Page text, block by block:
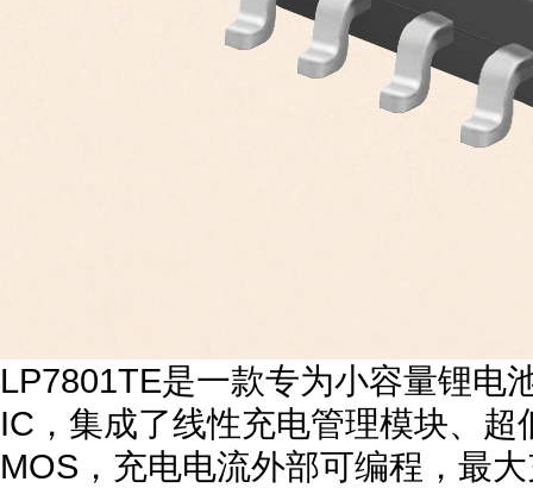
LP7801TE是一款专为小容量锂电
IC，集成了线性充电管理模块、
MOS，充电电流外部可编程，最